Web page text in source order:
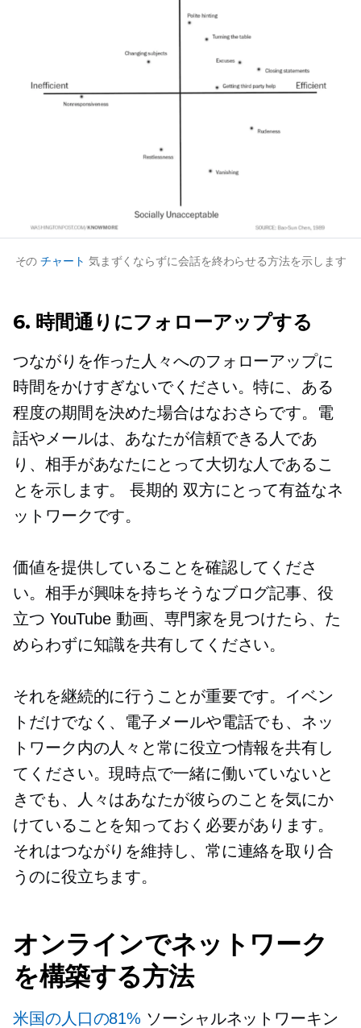
そのチャート 気まずくならずに会話を終わらせる方法を示します
6. 時間通りにフォローアップする
つながりを作った人々へのフォローアップに
時間をかけすぎないでください。特に、ある
程度の期間を決めた場合はなおさらです。電
話やメールは、あなたが信頼できる人であ
り、相手があなたにとって大切な人であるこ
とを示します。長期的 双方にとって有益なネ
ットワークです。
価値を提供していることを確認してくださ
い。相手が興味を持ちそうなブログ記事、役
立つ YouTube 動画、専門家を見つけたら、た
めらわずに知識を共有してください。
それを継続的に行うことが重要です。イベン
トだけでなく、電子メールや電話でも、ネッ
トワーク内の人々と常に役立つ情報を共有し
てください。現時点で一緒に働いていないと
きでも、人々はあなたが彼らのことを気にか
けていることを知っておく必要があります。
それはつながりを維持し、常に連絡を取り合
うのに役立ちます。
オンラインでネットワーク
を構築する方法
米国の人口の81% ソーシャルネットワーキン